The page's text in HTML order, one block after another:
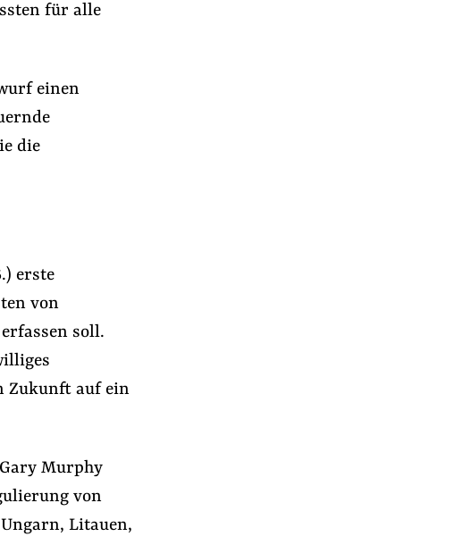
für alle
einen
die
erste
von
soll.
Zukunft auf ein
Murphy
von
Litauen,